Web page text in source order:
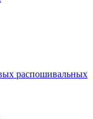
распошивальных